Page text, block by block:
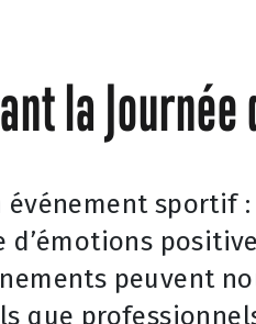
la
événement
d’émotions
peuvent
que